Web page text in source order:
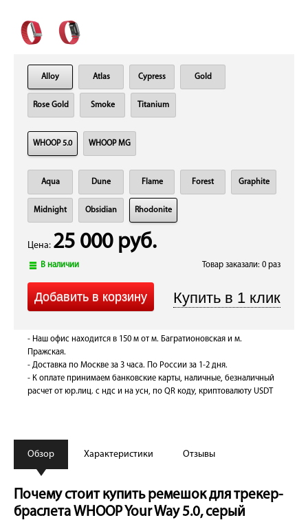
Alloy Atlas Cypress Gold
Rose Gold Smoke Titanium
WHOOP 5.0 WHOOP MG
Aqua Dune Flame Forest Graphite
Midnight Obsidian Rhodonite
Цена: 25 000 руб.
В наличии Товар заказали: 0 раз
- Наш офис находится в 150 м от м. Багратионовская и м.
Пражская.
- Доставка по Москве за 3 часа. По России за 1-2 дня.
- К оплате принимаем банковские карты, наличные, безналичный
расчет от юр.лиц. с ндс и на усн, по QR коду, криптовалюту USDT
Обзор Характеристики Отзывы
Почему стоит купить ремешок для трекер-
браслета WHOOP Your Way 5.0, серый